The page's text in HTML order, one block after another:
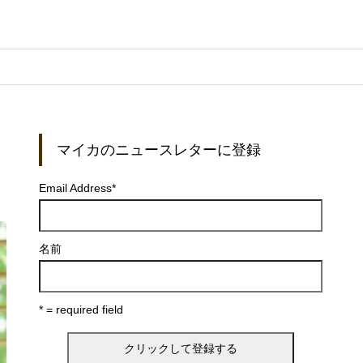
マイカのニュースレターに登録
Email Address*
名前
* = required field